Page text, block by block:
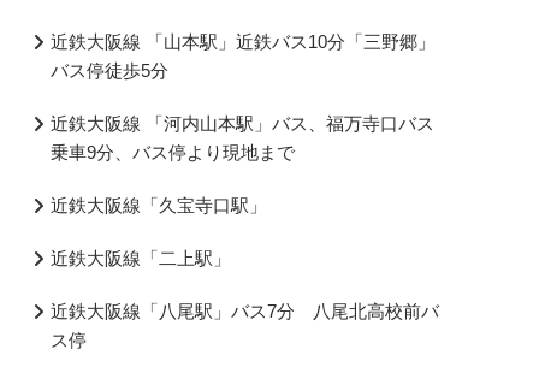
近鉄大阪線 「山本駅」近鉄バス10分「三野郷」
バス停徒歩5分
近鉄大阪線 「河内山本駅」バス、福万寺口バス
乗車9分、バス停より現地まで
近鉄大阪線「久宝寺口駅」
近鉄大阪線「二上駅」
近鉄大阪線「八尾駅」バス7分 八尾北高校前バ
ス停